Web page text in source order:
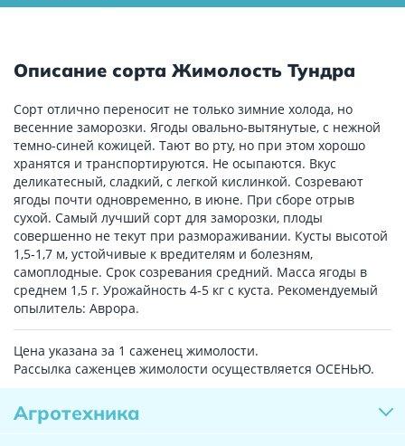
Описание сорта Жимолость Тундра
Сорт отлично переносит не только зимние холода, но
весенние заморозки. Ягоды овально-вытянутые, с нежной
темно-синей кожицей. Тают во рту, но при этом хорошо
хранятся и транспортируются. Не осыпаются. Вкус
деликатесный, сладкий, с легкой кислинкой. Созревают
ягоды почти одновременно, в июне. При сборе отрыв
сухой. Самый лучший сорт для заморозки, плоды
совершенно не текут при размораживании. Кусты высотой
1,5-1,7 м, устойчивые к вредителям и болезням,
самоплодные. Срок созревания средний. Масса ягоды в
среднем 1,5 г. Урожайность 4-5 кг с куста. Рекомендуемый
опылитель: Аврора.
Цена указана за 1 саженец жимолости.
Рассылка саженцев жимолости осуществляется ОСЕНЬЮ.
Агротехника